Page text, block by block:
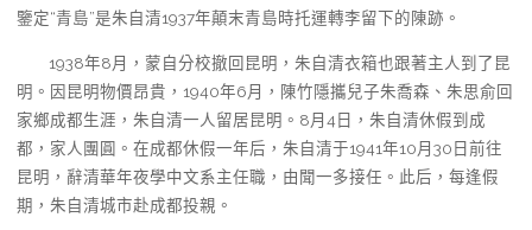
鑒定“青島”是朱自清1937年顛末青島時托運轉李留下的陳跡。
1938年8月，蒙自分校撤回昆明，朱自清衣箱也跟著主人到了昆
明。因昆明物價昂貴，1940年6月，陳竹隱攜兒子朱喬森、朱思俞回
家鄉成都生涯，朱自清一人留居昆明。8月4日，朱自清休假到成
都，家人團圓。在成都休假一年后，朱自清于1941年10月30日前往
昆明，辭清華年夜學中文系主任職，由聞一多接任。此后，每逢假
期，朱自清城市赴成都投親。